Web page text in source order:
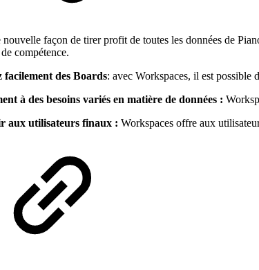
nouvelle façon de tirer profit de toutes les données de
compétence.
facilement des Boards: avec Workspaces, il est possible
à des besoins variés en matière de données :
aux utilisateurs finaux : Workspaces offre aux